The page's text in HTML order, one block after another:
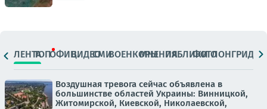
ЛЕНТАТОПОФИЦ.ВИДЕОСМИВОЕНКОРЫМНЕНИЯПАБЛИКИ
ФОТОЛОНГРИДЫ
Воздушная тревога сейчас объявлена в
большинстве областей Украины: Винницкой,
Житомирской, Киевской, Николаевской,